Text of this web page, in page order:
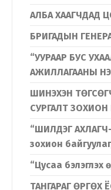
АЛБА ХААГЧДАД
БРИГАДЫН
“УУРААР БУС
АЖИЛЛАГААНЫ
ШИНЭХЭН
СУРГАЛТ ЗОХИОН
“ШИЛДЭГ
зохион
“Цусаа бэлэглэх
ТАНГАРАГ ӨРГӨХ